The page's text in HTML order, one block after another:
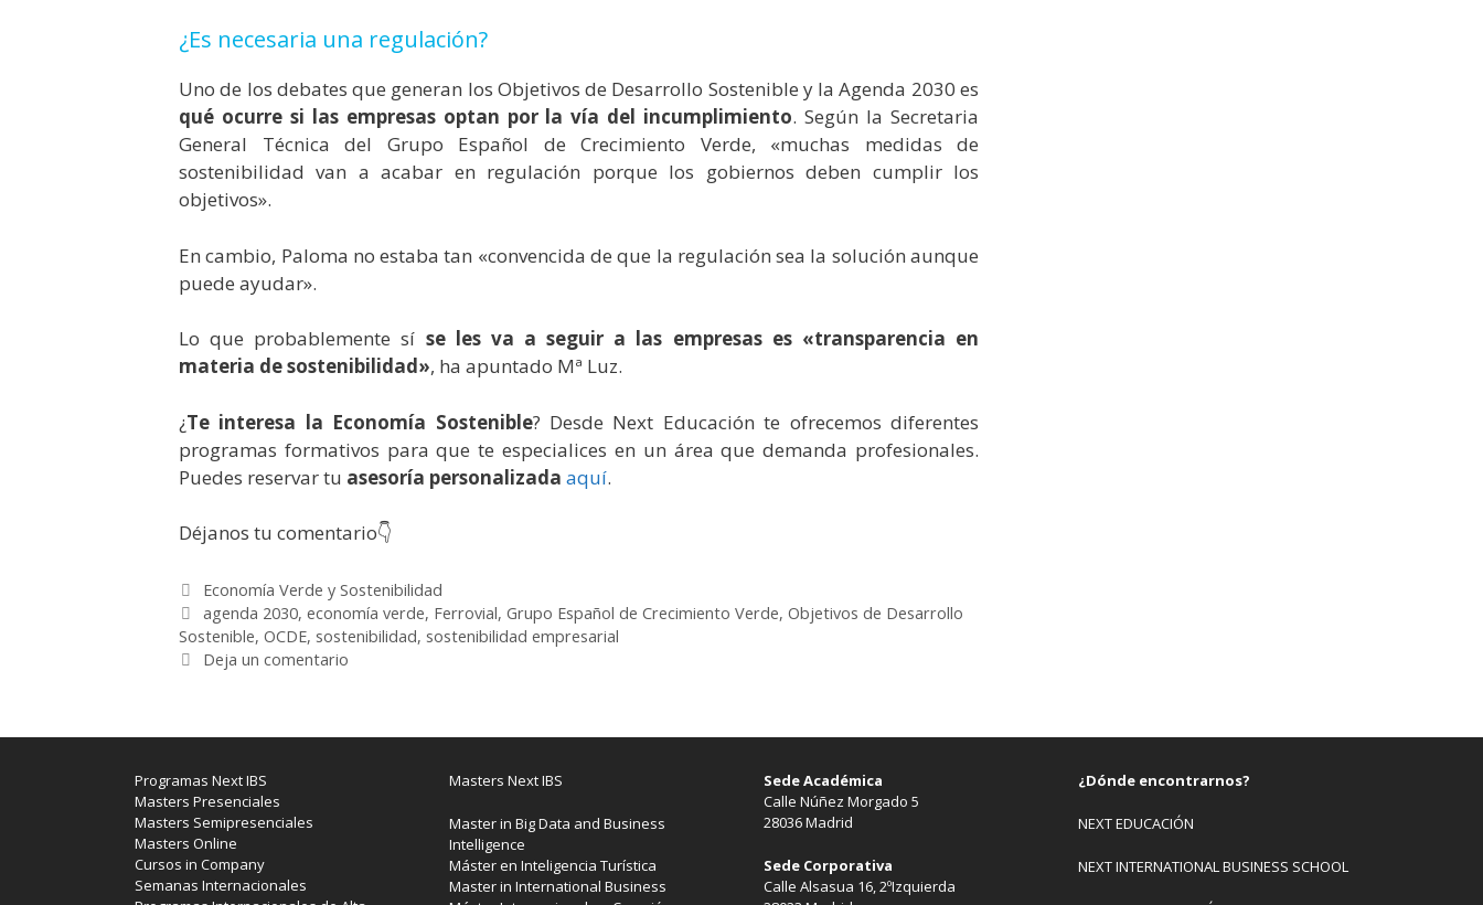
¿Es necesaria una regulación?
Uno de los debates que generan los Objetivos de Desarrollo Sostenible y la Agenda 2030 es
qué ocurre si las empresas optan por la vía del incumplimiento. Según la Secretaria
General Técnica del Grupo Español de Crecimiento Verde, «muchas medidas de
sostenibilidad van a acabar en regulación porque los gobiernos deben cumplir los
objetivos».
En cambio, Paloma no estaba tan «convencida de que la regulación sea la solución aunque
puede ayudar».
Lo que probablemente sí se les va a seguir a las empresas es «transparencia en
materia de sostenibilidad», ha apuntado Mª Luz.
¿Te interesa la Economía Sostenible? Desde Next Educación te ofrecemos diferentes
programas formativos para que te especialices en un área que demanda profesionales.
Puedes reservar tu asesoría personalizada aquí.
Déjanos tu comentario👇
Categorías
Economía Verde y Sostenibilidad
Etiquetas
agenda 2030, economía verde, Ferrovial, Grupo Español de Crecimiento Verde, Objetivos de Desarrollo
Sostenible, OCDE, sostenibilidad, sostenibilidad empresarial
Deja un comentario
Programas Next IBS
Masters Presenciales
Masters Semipresenciales
Masters Online
Cursos in Company
Semanas Internacionales
Masters Next IBS
Master in Big Data and Business
Intelligence
Máster en Inteligencia Turística
Master in International Business
Sede Académica
Calle Núñez Morgado 5
28036 Madrid
Sede Corporativa
Calle Alsasua 16, 2ºIzquierda
¿Dónde encontrarnos?
NEXT EDUCACIÓN
NEXT INTERNATIONAL BUSINESS SCHOOL